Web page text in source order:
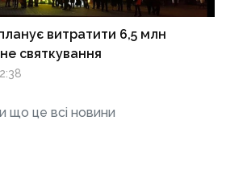
витратити 6,5 млн
святкування
що це всі новини